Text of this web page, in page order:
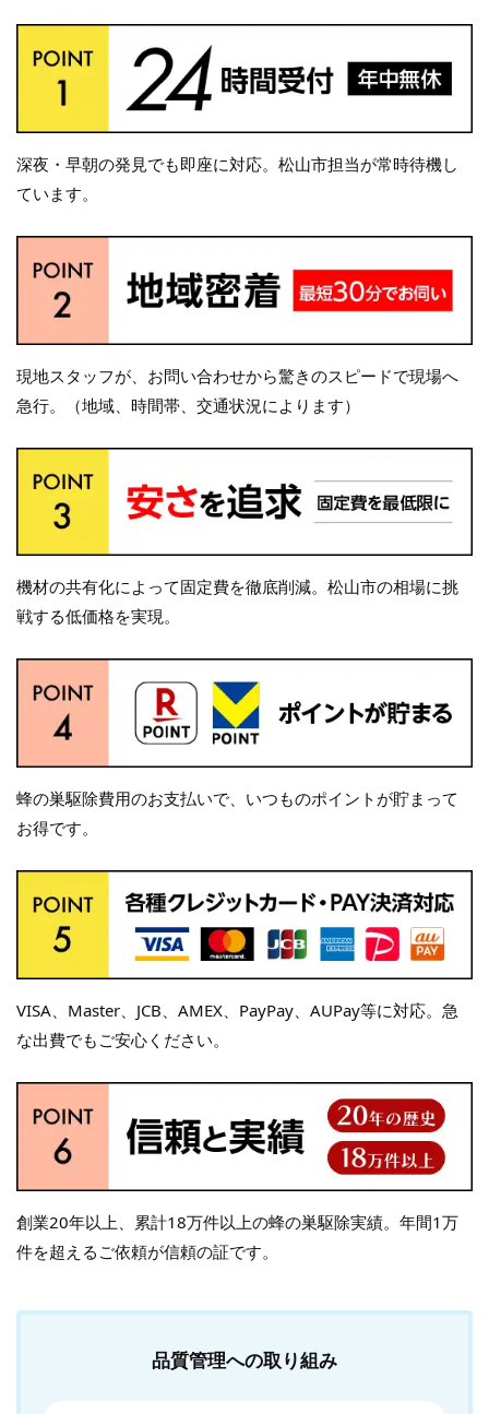
深夜・早朝の発見でも即座に対応。松山市担当が常時待機し
ています。
現地スタッフが、お問い合わせから驚きのスピードで現場へ
急行。（地域、時間帯、交通状況によります）
機材の共有化によって固定費を徹底削減。松山市の相場に挑
戦する低価格を実現。
蜂の巣駆除費用のお支払いで、いつものポイントが貯まって
お得です。
VISA、Master、JCB、AMEX、PayPay、AUPay等に対応。急
な出費でもご安心ください。
創業20年以上、累計18万件以上の蜂の巣駆除実績。年間1万
件を超えるご依頼が信頼の証です。
品質管理への取り組み